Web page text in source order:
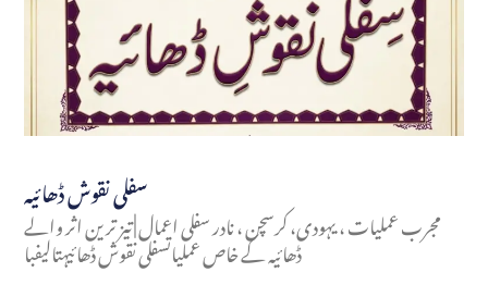
سفلی نقوش ڈھائیہ
مجرب عملیات ، یہودی، کرسچن ، نادر سفلی اعمال | تیز ترین اثر والے
ڈھائیہ کے خاص عملیاتسفلی نقوش ڈھائیہتالیفبا